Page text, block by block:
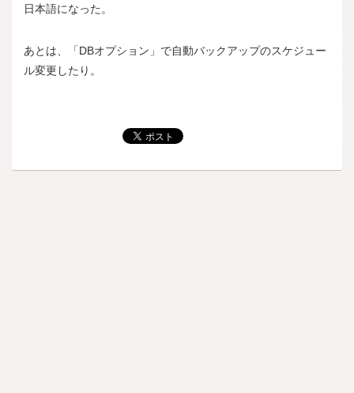
日本語になった。
あとは、「DBオプション」で自動バックアップのスケジュー
ル変更したり。